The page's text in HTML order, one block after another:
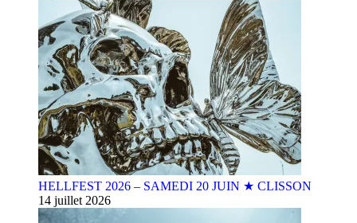
HELLFEST 2026 – SAMEDI 20 JUIN ★ CLISSON
14 juillet 2026